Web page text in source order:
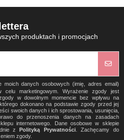
produktach i promocjach
moich danych osobowych (imię, adres email)
marketingowym. Wyrażenie zgody jest
w dowolnym momencie bez wpływu na
dokonano na podstawie zgody przed jej
swoich danych i ich sprostowania, usunięcia,
do przenoszenia danych na zasadach
internetowego. Dane osobowe w sklepie
z
Polityką Prywatności. Zachęcamy do
zgody.